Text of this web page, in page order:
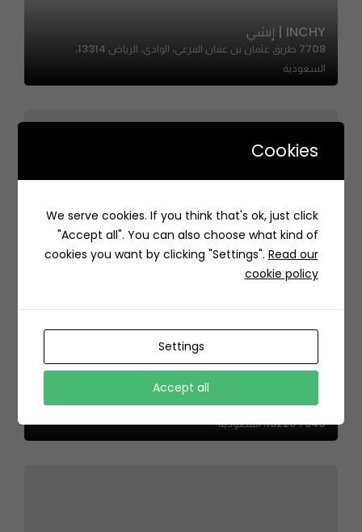
INCHY | إنشي
7708 طريق عثمان بن عفان الفرعي، الوادي، الرياض 13314،
السعودية
Arrab Grill | عراب المشوي
علي بن ابي طالب, حي الروضة, الدمام 32255، السعودية
2791 طريق الإمام عبدالله بن سعود بن عبدالعزيز، اشبيلية، الرياض
13225 7940، السعودية
Cookies
We serve cookies. If you think that's ok, just click
"Accept all". You can also choose what kind of
cookies you want by clicking "Settings". Read our
cookie policy
Settings
Accept all